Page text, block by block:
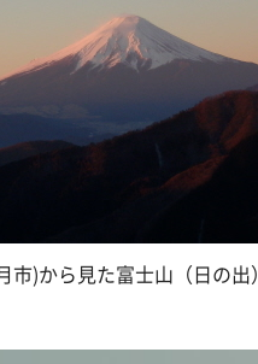
市)から見た富士山（日の出）